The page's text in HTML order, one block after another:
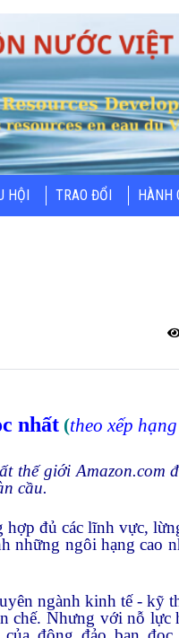
HỘI TRAO ĐỔI HÀNH
nhất (theo xếp
thế giới Amazon.com
cầu.
đủ các lĩnh vực,
những ngôi hạng cao
ngành kinh tế - kỹ
chế. Nhưng với nỗ lực